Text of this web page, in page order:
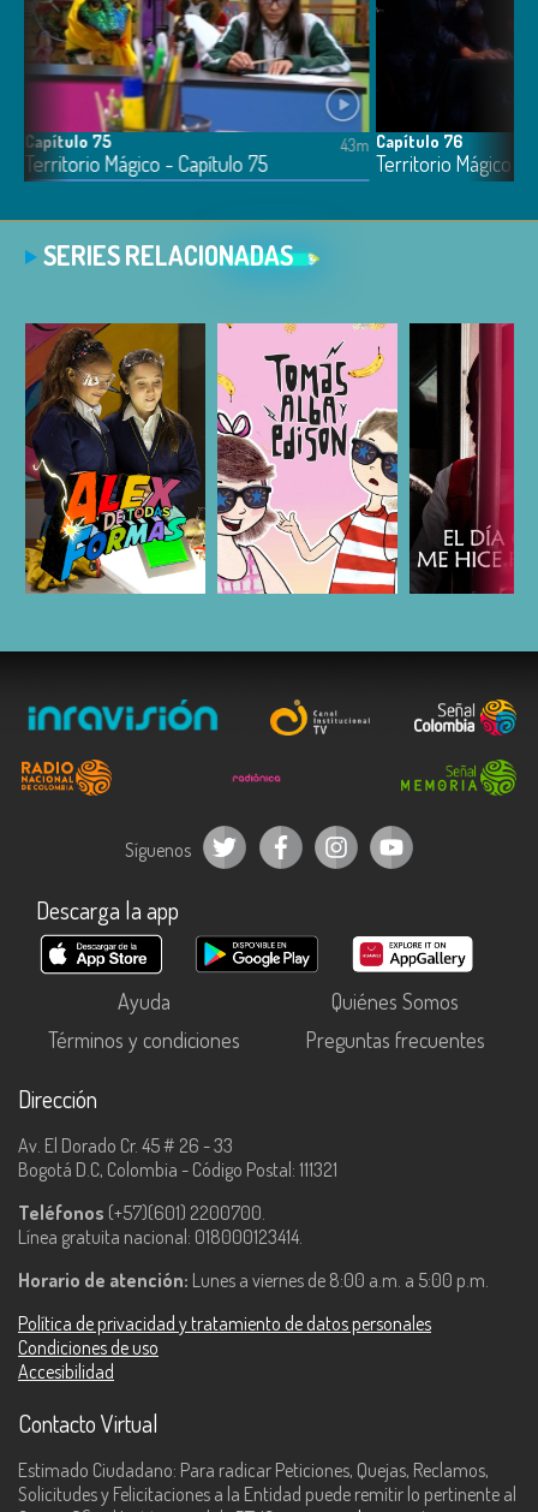
Capítulo 75
Territorio Mágico - Capítulo 75
43m Capítulo 76
Territorio Mágico -
SERIES RELACIONADAS
ESCUCHAR ESCUCHAR
Síguenos
Descarga la app
Ayuda
Quiénes Somos
Términos y condiciones
Preguntas frecuentes
Dirección
Av. El Dorado Cr. 45 # 26 - 33
Bogotá D.C, Colombia - Código Postal: 111321
Teléfonos (+57)(601) 2200700.
Línea gratuita nacional: 018000123414.
Horario de atención: Lunes a viernes de 8:00 a.m. a 5:00 p.m.
Política de privacidad y tratamiento de datos personales
Condiciones de uso
Accesibilidad
Contacto Virtual
Estimado Ciudadano: Para radicar Peticiones, Quejas, Reclamos,
Solicitudes y Felicitaciones a la Entidad puede remitir lo pertinente al